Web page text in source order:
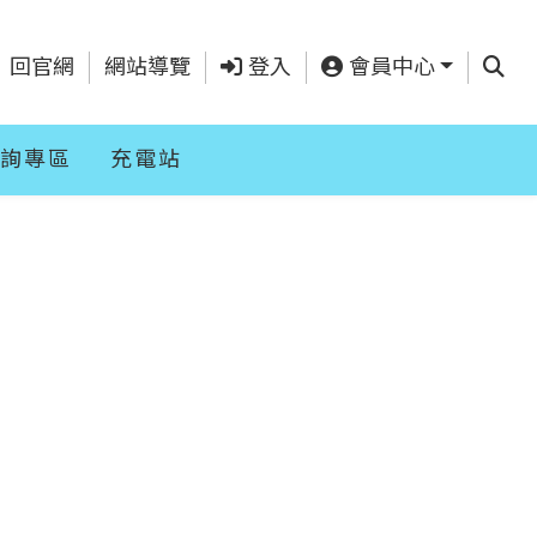
回官網 網站導覽 登入 會員中心 查詢
專區 充電站